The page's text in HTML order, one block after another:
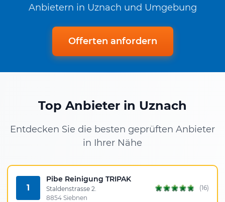
Anbietern in Uznach und Umgebung
Offerten anfordern
Top Anbieter in Uznach
Entdecken Sie die besten geprüften Anbieter
in Ihrer Nähe
1
Pibe Reinigung TRIPAK
Staldenstrasse 2.
8854 Siebnen
(16)